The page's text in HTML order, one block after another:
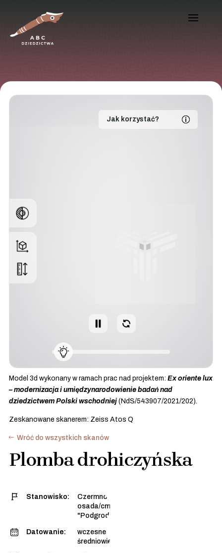
Jak korzystać?
Model 3d wykonany w ramach prac nad projektem: Ex oriente lux
– modernizacja i umiędzynarodowienie badań nad
dziedzictwem Polski wschodniej (NdS/543907/2021/202).
Zeskanowane skanerem: Zeiss Atos Q
Wróć do wszystkich skanów
Plomba drohiczyńska
Stanowisko:
Czermno, stan. 3 -
osada/cmentarzysko
"Podgrodzie Dalsze"
Datowanie:
wczesne
średniowiecze